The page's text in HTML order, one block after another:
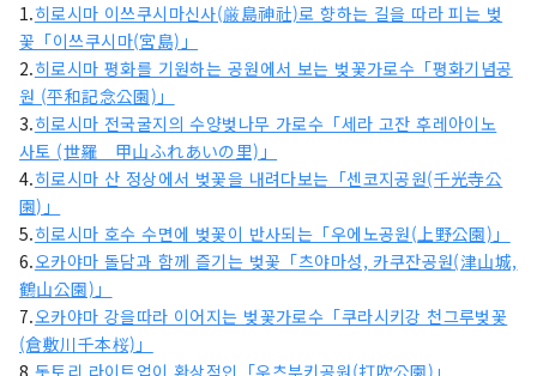
1.히로시마 이쓰쿠시마신사(厳島神社)로 향하는 길을 따라 피는 벚
꽃「이쓰쿠시마(宮島)」
2.히로시마 평화를 기원하는 공원에서 보는 벚꽃가로수「평화기념공
원 (平和記念公園)」
3.히로시마 전국굴지의 수양벚나무 가로수「세라 고잔 후레아이노
사토 (世羅 甲山ふれあいの里)」
4.히로시마 산 정상에서 벚꽃을 내려다보는「센코지공원(千光寺公
園)」
5.히로시마 호수 수면에 벚꽃이 반사되는「우에노공원(上野公園)」
6.오카야마 돌담과 함께 즐기는 벚꽃「츠야마성, 카쿠잔공원(津山城,
鶴山公園)」
7.오카야마 강을따라 이어지는 벚꽃가로수「쿠라시키강 천그루벚꽃
(倉敷川千本桜)」